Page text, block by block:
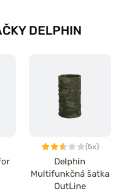
DELPHIN
(5x)
Delphin
Multifunkčná šatka
OutLine